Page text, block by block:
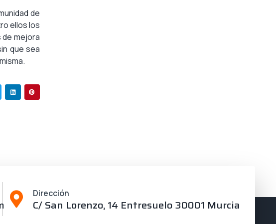
de
ellos los
mejora
que sea
Dirección
C/ San Lorenzo, 14 Entresuelo 30001 Murcia